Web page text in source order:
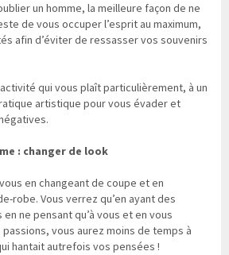
un homme, la meilleure façon de ne
de vous occuper l’esprit au maximum,
afin d’éviter de ressasser vos souvenirs
qui vous plaît particulièrement, à un
artistique pour vous évader et
: changer de look
en changeant de coupe et en
robe. Vous verrez qu’en ayant des
ne pensant qu’à vous et en vous
vous aurez moins de temps à
hantait autrefois vos pensées !